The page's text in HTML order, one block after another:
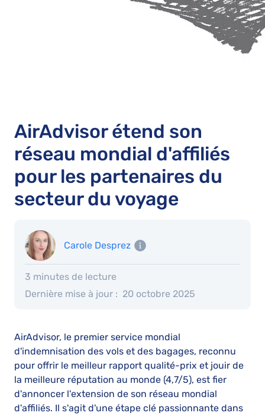
AirAdvisor étend son
réseau mondial d'affiliés
pour les partenaires du
secteur du voyage
Carole Desprez
3 minutes de lecture
Dernière mise à jour : 20 octobre 2025
AirAdvisor, le premier service mondial
d'indemnisation des vols et des bagages, reconnu
pour offrir le meilleur rapport qualité-prix et jouir de
la meilleure réputation au monde (4,7/5), est fier
d'annoncer l'extension de son réseau mondial
d'affiliés. Il s'agit d'une étape clé passionnante dans